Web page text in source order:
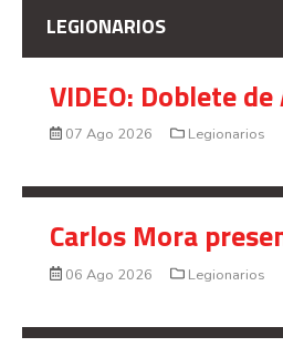
LEGIONARIOS
VIDEO: Doblete
07 Ago 2026 Legionarios
Carlos Mora
06 Ago 2026 Legionarios